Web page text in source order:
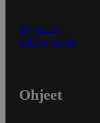
Myymälät
Asiakaspalvelu
Ohjeet